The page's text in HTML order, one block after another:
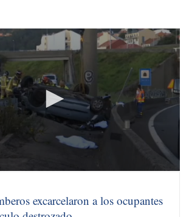
excarcelaron a los ocupantes